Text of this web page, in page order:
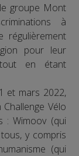
groupe Mont
à
régulièrement
pour leur
en étant
et mars 2022,
Vélo
: Wimoov (qui
y compris
(qui